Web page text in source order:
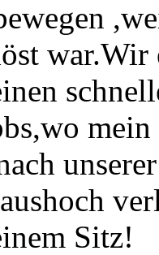
war.Wir
Sitz!